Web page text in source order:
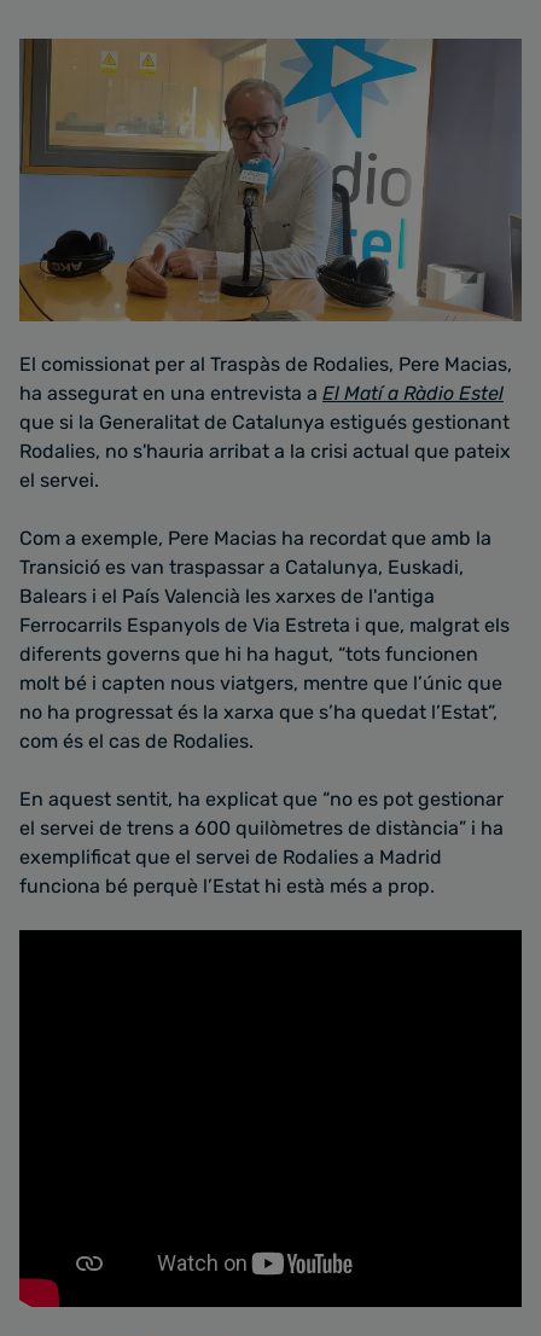
El comissionat per al Traspàs de Rodalies, Pere Macias,
ha assegurat en una entrevista a El Matí a Ràdio Estel
que si la Generalitat de Catalunya estigués gestionant
Rodalies, no s'hauria arribat a la crisi actual que pateix
el servei.
Com a exemple, Pere Macias ha recordat que amb la
Transició es van traspassar a Catalunya, Euskadi,
Balears i el País Valencià les xarxes de l'antiga
Ferrocarrils Espanyols de Via Estreta i que, malgrat els
diferents governs que hi ha hagut, “tots funcionen
molt bé i capten nous viatgers, mentre que l’únic que
no ha progressat és la xarxa que s’ha quedat l’Estat”,
com és el cas de Rodalies.
En aquest sentit, ha explicat que “no es pot gestionar
el servei de trens a 600 quilòmetres de distància” i ha
exemplificat que el servei de Rodalies a Madrid
funciona bé perquè l’Estat hi està més a prop.